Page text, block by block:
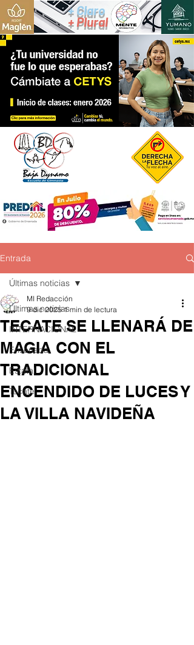
+ Claro
+ Plural
Entrada
Últimas noticias
INTERNACIONAL
Ensenada
Estatal
Tecate
Últimas noticias
TECATE SE LLENARÁ DE
MAGIA CON EL
TRADICIONAL
ENCENDIDO DE LUCES Y
LA VILLA NAVIDEÑA
MI Redacción
9 dic 2025 1 min de lectura